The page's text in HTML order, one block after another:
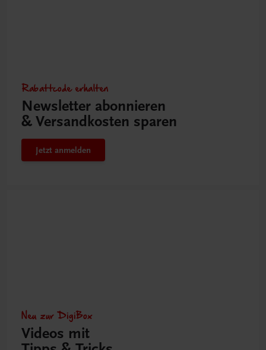
Rabattcode erhalten
Newsletter abonnieren
& Versandkosten sparen
Jetzt anmelden
Neu zur DigiBox
Videos mit